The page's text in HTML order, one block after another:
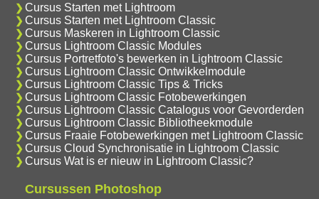
Cursus Starten met Lightroom
Cursus Starten met Lightroom Classic
Cursus Maskeren in Lightroom Classic
Cursus Lightroom Classic Modules
Cursus Portretfoto's bewerken in Lightroom Classic
Cursus Lightroom Classic Ontwikkelmodule
Cursus Lightroom Classic Tips & Tricks
Cursus Lightroom Classic Fotobewerkingen
Cursus Lightroom Classic Catalogus voor Gevorderden
Cursus Lightroom Classic Bibliotheekmodule
Cursus Fraaie Fotobewerkingen met Lightroom Classic
Cursus Cloud Synchronisatie in Lightroom Classic
Cursus Wat is er nieuw in Lightroom Classic?
Cursussen Photoshop